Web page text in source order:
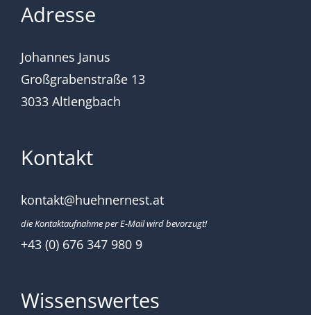
Adresse
Johannes Janus
Großgrabenstraße 13
3033 Altlengbach
Kontakt
kontakt@huehnernest.at
die Kontaktaufnahme per E-Mail wird bevorzugt!
+43 (0) 676 347 980 9
Wissenswertes